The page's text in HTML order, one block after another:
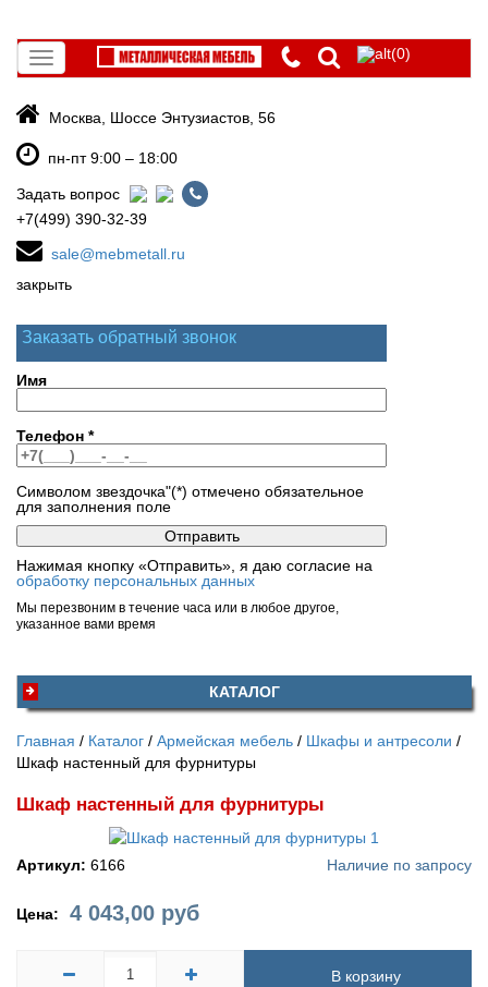
Toggle
navigation
(0)
Москва, Шоссе Энтузиастов, 56
пн-пт 9:00 – 18:00
Задать вопрос
+7(499) 390-32-39
sale@mebmetall.ru
закрыть
Заказать обратный звонок
Имя
Телефон *
Символом звездочка"(*) отмечено обязательное
для заполнения поле
Нажимая кнопку «Отправить», я даю согласие на
обработку персональных данных
Мы перезвоним в течение часа или в любое другое,
указанное вами время
КАТАЛОГ
Главная Каталог Армейская мебель
Шкафы и антресоли
Шкаф настенный для фурнитуры
Шкаф настенный для фурнитуры
Артикул: 6166 Наличие по запросу
Цена: 4 043,00 руб
В корзину